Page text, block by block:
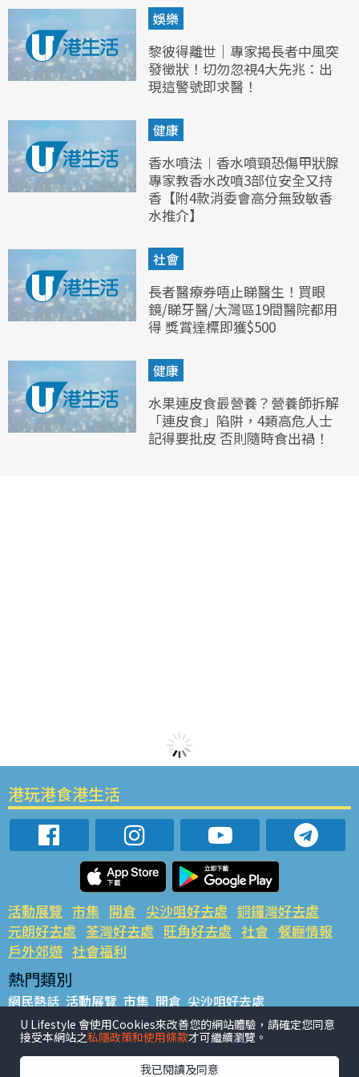
娛樂
黎彼得離世｜專家揭長者中風突
發徵狀！切勿忽視4大先兆：出
現這警號即求醫！
健康
香水噴法︱香水噴頸恐傷甲狀腺
專家教香水改噴3部位安全又持
香【附4款消委會高分無致敏香
水推介】
社會
長者醫療券唔止睇醫生！買眼
鏡/睇牙醫/大灣區19間醫院都用
得 獎賞達標即獲$500
健康
水果連皮食最營養？營養師拆解
「連皮食」陷阱，4類高危人士
記得要批皮 否則隨時食出禍！
港玩港食港生活
活動展覽 市集 開倉 尖沙咀好去處 銅鑼灣好去處
元朗好去處 荃灣好去處 旺角好去處 社會 餐廳情報
戶外郊遊 社會福利
熱門類別
網民熱話 活動展覽 市集 開倉 尖沙咀好去處
銅鑼灣好去處 元朗好去處 荃灣好去處 旺角好去處 社會
餐廳情報 戶外郊遊
熱門標籤
U Lifestyle 會使用Cookies來改善您的網站體驗，請確定您同意
接受本網站之私隱政策和使用條款才可繼續瀏覽。
我已閱讀及同意